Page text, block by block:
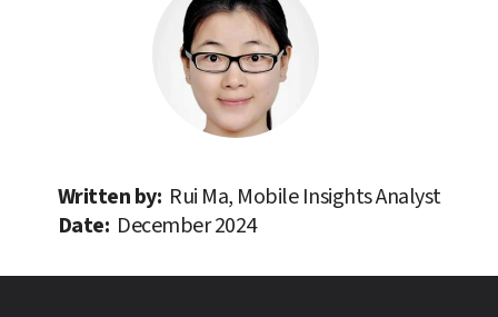
Written by: Rui Ma, Mobile Insights Analyst
Date: December 2024